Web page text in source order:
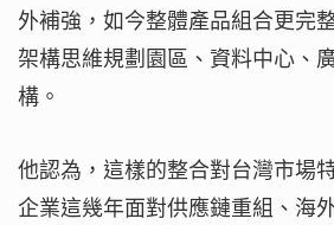
外補強，如今整體產品組合更完
架構思維規劃園區、資料中心、
構。
他認為，這樣的整合對台灣市場
企業這幾年面對供應鏈重組、海